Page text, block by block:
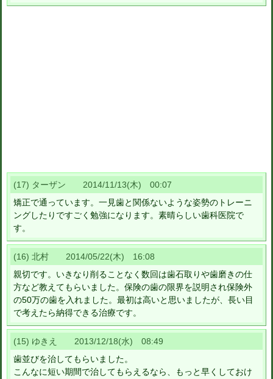
(17) ターザン 2014/11/13(木) 00:07
矯正で通っています。一見歯と関係ないような姿勢のトレーニ
ングしたりですごく勉強になります。素晴らしい歯科医院で
す。
(16) 北村 2014/05/22(木) 16:08
親切です。いきなり削ることなく数回は歯石取りや歯磨きの仕
方など教えてもらいました。保険の歯の限界を説明され保険外
の50万の歯を入れました。最初は高いと思いましたが、長い目
で考えたら納得できる治療です。
(15) ゆきえ 2013/12/18(水) 08:49
歯並びを治してもらいました。
こんなに短い期間で治してもらえるなら、もっと早くしておけ